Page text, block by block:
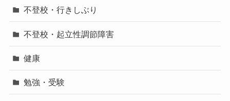
不登校・行きしぶり
不登校・起立性調節障害
健康
勉強・受験